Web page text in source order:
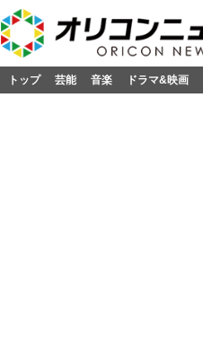
トップ 芸能 音楽 ドラマ&映画